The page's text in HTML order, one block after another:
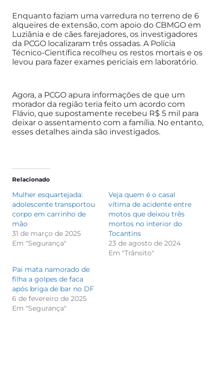
Enquanto faziam uma varredura no terreno de 6
alqueires de extensão, com apoio do CBMGO em
Luziânia e de cães farejadores, os investigadores
da PCGO localizaram três ossadas. A Polícia
Técnico-Científica recolheu os restos mortais e os
levou para fazer exames periciais em laboratório.
Agora, a PCGO apura informações de que um
morador da região teria feito um acordo com
Flávio, que supostamente recebeu R$ 5 mil para
deixar o assentamento com a família. No entanto,
esses detalhes ainda são investigados.
Relacionado
Mulher esquartejada:
adolescente transportou
corpo em carrinho de
mão
31 de março de 2025
Em "Segurança"
Veja quem é o casal
vítima de acidente entre
motos que deixou três
mortos no interior do
Tocantins
23 de agosto de 2024
Em "Trânsito"
Pai mata namorado de
filha a golpes de faca
após briga de bar no DF
6 de fevereiro de 2025
Em "Segurança"